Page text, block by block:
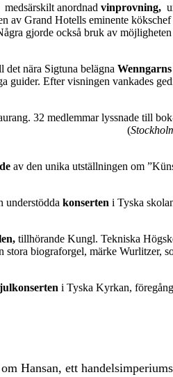
medsärskilt anordnad vinprovning,
av Grand Hotells eminente
gjorde också bruk av
det nära Sigtuna belägna
guider. Efter visningen vankades
32 medlemmar lyssnade till
(
av den unika utställningen om
understödda konserten i Tyska
tillhörande Kungl. Tekniska
stora biograforgel, märke Wurlitzer,
julkonserten i Tyska Kyrkan,
Hansan, ett